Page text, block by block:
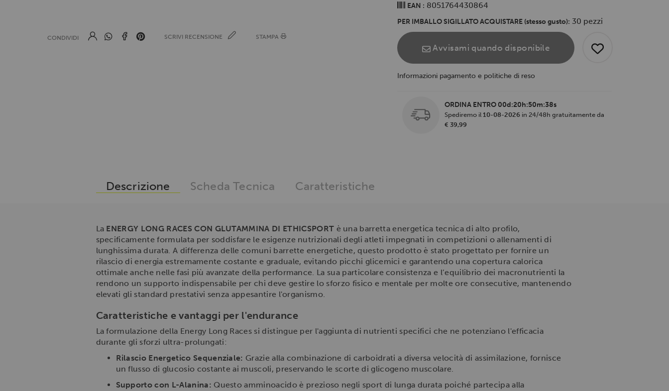
CONDIVIDI SCRIVI RECENSIONE STAMPA
EAN : 8051764430864
PER IMBALLO SIGILLATO ACQUISTARE (stesso gusto): 30 pezzi
Avvisami quando disponibile
Informazioni pagamento e politiche di reso
ORDINA ENTRO 00d:20h:50m:37s
Spediremo il 10-08-2026 in 24/48h gratuitamente da
€ 39,99
Descrizione Scheda Tecnica Caratteristiche
La ENERGY LONG RACES CON GLUTAMMINA DI ETHICSPORT è una barretta energetica tecnica di alto profilo,
specificamente formulata per soddisfare le esigenze nutrizionali degli atleti impegnati in competizioni o allenamenti di
lunghissima durata. A differenza delle comuni barrette energetiche, questo prodotto è stato progettato per fornire un
rilascio di energia estremamente costante e graduale, evitando picchi glicemici e garantendo una copertura calorica
ottimale anche nelle fasi più avanzate della performance. La sua particolare consistenza e l’equilibrio dei macronutrienti la
rendono un supporto indispensabile per chi deve gestire lo sforzo fisico e mentale per molte ore consecutive, mantenendo
elevati gli standard prestativi senza appesantire l'organismo.
Caratteristiche e vantaggi per l'endurance
La formulazione della Energy Long Races si distingue per l'aggiunta di nutrienti specifici che ne potenziano l'efficacia
durante gli sforzi ultra-prolungati:
Rilascio Energetico Sequenziale: Grazie alla combinazione di carboidrati a diversa velocità di assimilazione, fornisce
un flusso di glucosio costante ai muscoli, preservando le scorte di glicogeno muscolare.
Supporto con L-Alanina: Questo amminoacido è prezioso negli sport di lunga durata poiché partecipa alla